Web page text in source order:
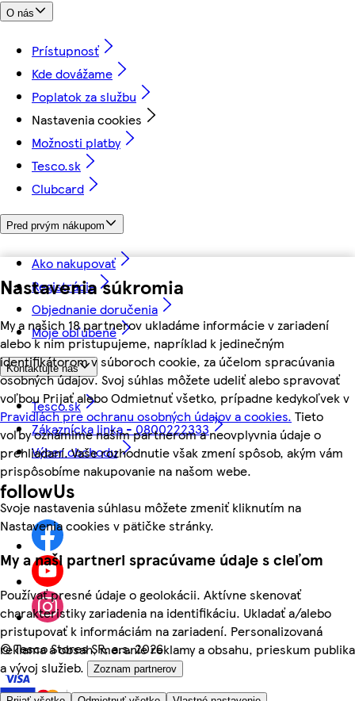
Nastavenia súkromia
My a našich 18 partnerov ukladáme informácie v zariadení
alebo k nim pristupujeme, napríklad k jedinečným
identifikátorom v súboroch cookie, za účelom spracúvania
osobných údajov. Svoj súhlas môžete udeliť alebo spravovať
voľbou Prijať alebo Odmietnuť všetko, prípadne kedykoľvek v
Pravidlách pre ochranu osobných údajov a cookies. Tieto
voľby oznámime našim partnerom a neovplyvnia údaje o
prehliadaní. Vaše rozhodnutie však zmení spôsob, akým vám
prispôsobíme nakupovanie na našom webe.
Svoje nastavenia súhlasu môžete zmeniť kliknutím na
Nastavenia cookies v pätičke stránky.
My a naši partneri spracúvame údaje s cieľom
Používať presné údaje o geolokácii. Aktívne skenovať
charakteristiky zariadenia na identifikáciu. Ukladať a/alebo
pristupovať k informáciám na zariadení. Personalizovaná
reklama a obsah, meranie reklamy a obsahu, prieskum publika
a vývoj služieb.
Zoznam partnerov
O nás
Prístupnosť
Kde dovážame
Poplatok za službu
Nastavenia cookies
Možnosti platby
Tesco.sk
Clubcard
Pred prvým nákupom
Ako nakupovať
Registrácia
Objednanie doručenia
Moje obľúbené
Kontaktujte nás
Tesco.sk
Zákaznícka linka - 0800222333
Výber obchodu
followUs
©Tesco Stores SR, a.s. 2026